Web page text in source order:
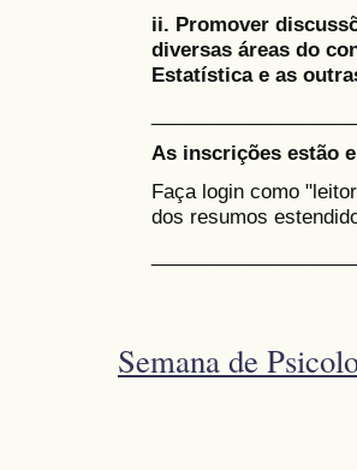
ii. Promover
diversas áreas do
Estatística e as
As inscrições estão
Faça login como
dos resumos
Semana de